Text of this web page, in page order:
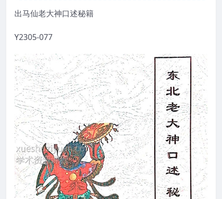
出马仙老大神口述秘籍
Y2305-077